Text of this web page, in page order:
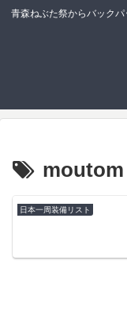
青森ねぶた祭からバック
moutom
日本一周装備リスト